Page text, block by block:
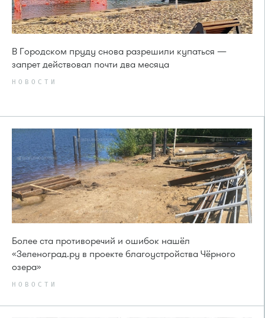
В Городском пруду снова разрешили купаться —
запрет действовал почти два месяца
НОВОСТИ
Более ста противоречий и ошибок нашёл
«Зеленоград.ру в проекте благоустройства Чёрного
озера»
НОВОСТИ